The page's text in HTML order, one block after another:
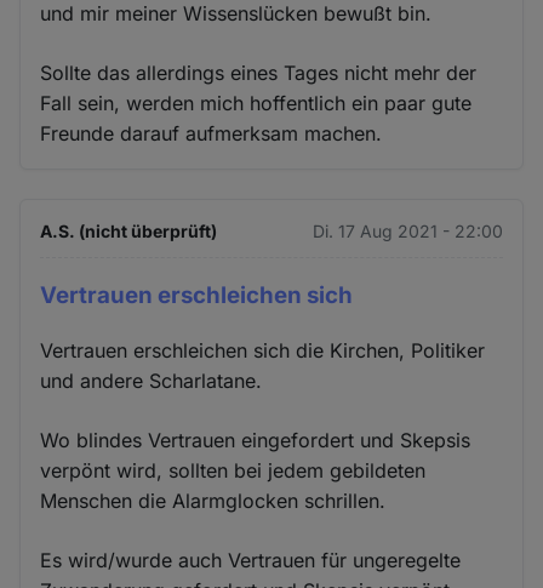
und mir meiner Wissenslücken bewußt bin.
Sollte das allerdings eines Tages nicht mehr der
Fall sein, werden mich hoffentlich ein paar gute
Freunde darauf aufmerksam machen.
A.S. (nicht überprüft) Di. 17 Aug 2021 - 22:00
Vertrauen erschleichen sich
Vertrauen erschleichen sich die Kirchen, Politiker
und andere Scharlatane.
Wo blindes Vertrauen eingefordert und Skepsis
verpönt wird, sollten bei jedem gebildeten
Menschen die Alarmglocken schrillen.
Es wird/wurde auch Vertrauen für ungeregelte